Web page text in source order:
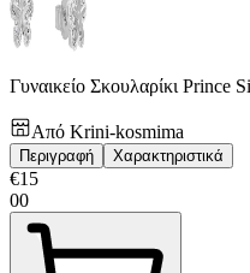
Γυναικείο Σκουλαρίκι
Από Krini-kosmima
Περιγραφή Χαρακτηριστικά
€15
00